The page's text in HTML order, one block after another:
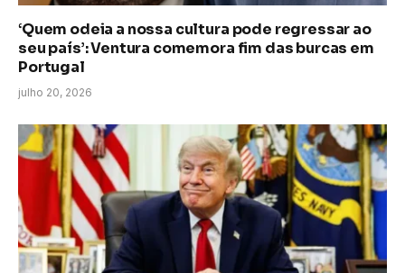
‘Quem odeia a nossa cultura pode regressar ao
seu país’: Ventura comemora fim das burcas em
Portugal
julho 20, 2026